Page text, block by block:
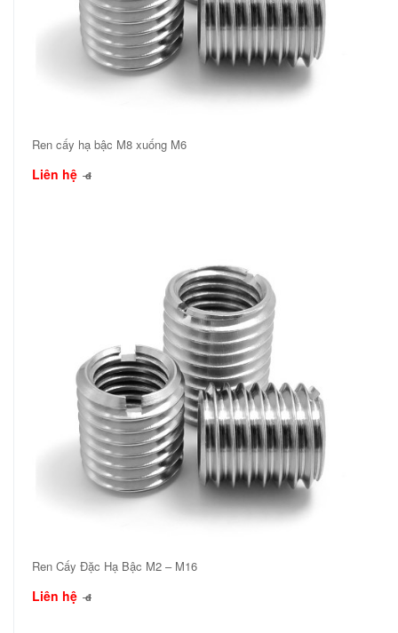
Ren cấy hạ bậc M8 xuống M6
Liên hệ đ
Ren Cấy Đặc Hạ Bậc M2 – M16
Liên hệ đ